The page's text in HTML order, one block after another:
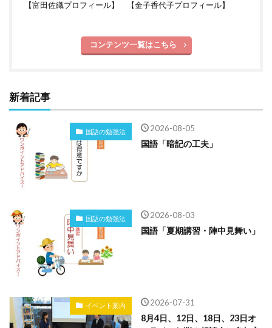
【富田佐織プロフィール】 【金子香代子プロフィール】
コンテンツ一覧はこちら
新着記事
国語の勉強法 2026-08-05
国語「暗記の工夫」
国語の勉強法 2026-08-03
国語「夏期講習・陣中見舞い」
イベント案内 2026-07-31
8月4日、12日、18日、23日オ